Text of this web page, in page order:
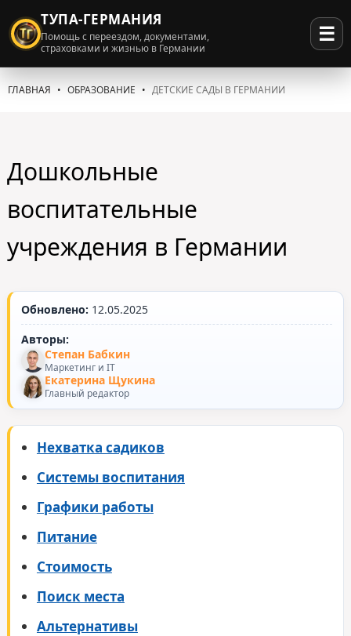
ТУПА-ГЕРМАНИЯ
Помощь с переездом, документами,
страховками и жизнью в Германии
☰
ГЛАВНАЯ ОБРАЗОВАНИЕ ДЕТСКИЕ САДЫ В ГЕРМАНИИ
Дошкольные
воспитательные
учреждения в Германии
Обновлено: 12.05.2025
Авторы:
Степан Бабкин
Маркетинг и IT
Екатерина Щукина
Главный редактор
Нехватка садиков
Системы воспитания
Графики работы
Питание
Стоимость
Поиск места
Альтернативы